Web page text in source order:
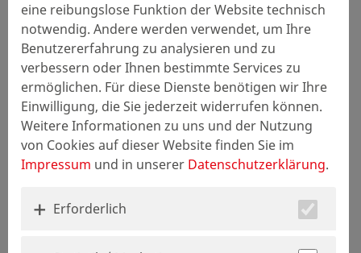
eine reibungslose Funktion der Website technisch
notwendig. Andere werden verwendet, um Ihre
Benutzererfahrung zu analysieren und zu
verbessern oder Ihnen bestimmte Services zu
ermöglichen. Für diese Dienste benötigen wir Ihre
Einwilligung, die Sie jederzeit widerrufen können.
Weitere Informationen zu uns und der Nutzung
von Cookies auf dieser Website finden Sie im
Impressum und in unserer Datenschutzerklärung.
Erforderlich